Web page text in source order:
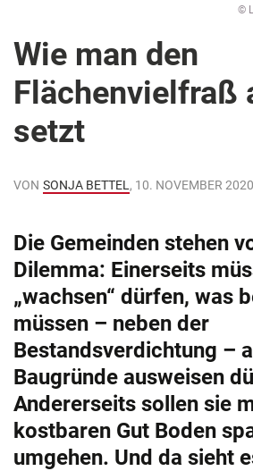
©
Wie man den
Flächenvielfraß
setzt
VON SONJA BETTEL , 10. NOVEMBER 2020
Die Gemeinden stehen
Dilemma: Einerseits
„wachsen“ dürfen, was
müssen – neben der
Bestandsverdichtung –
Baugründe ausweisen
Andererseits sollen sie
kostbaren Gut Boden
umgehen. Und da sieht